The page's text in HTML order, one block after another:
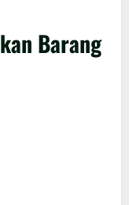
Barang